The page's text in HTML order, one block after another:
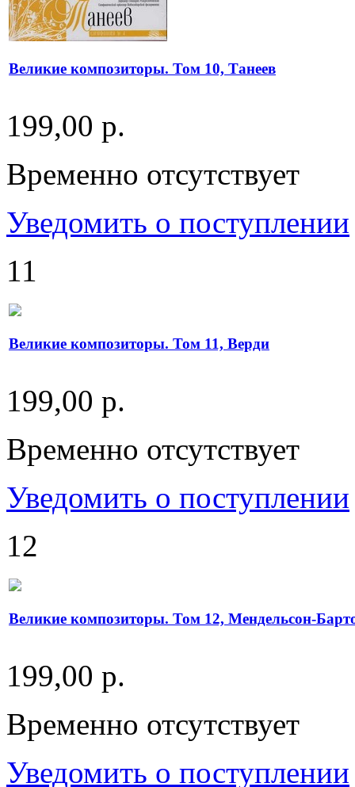
Великие композиторы. Том 10, Танеев
199,00 р.
Временно отсутствует
Уведомить о поступлении
11
Великие композиторы. Том 11, Верди
199,00 р.
Временно отсутствует
Уведомить о поступлении
12
Великие композиторы. Том 12, Мендельсон-
199,00 р.
Временно отсутствует
Уведомить о поступлении